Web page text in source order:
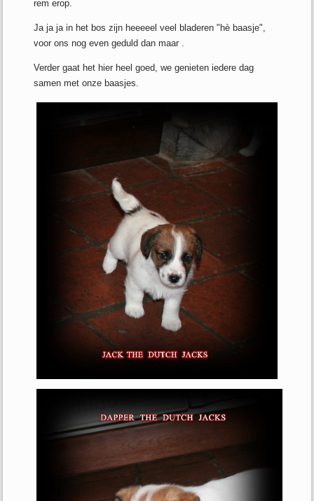
rem erop.
Ja ja ja in het bos zijn heeeeel veel bladeren "hè baasje",
voor ons nog even geduld dan maar .
Verder gaat het hier heel goed, we genieten iedere dag
samen met onze baasjes.